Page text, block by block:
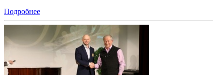
Подробнее